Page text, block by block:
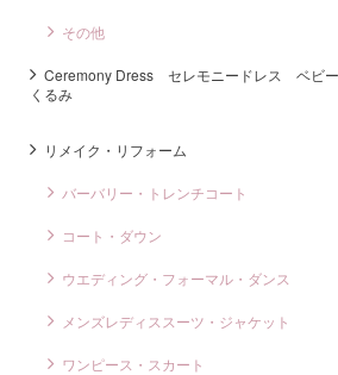
その他
Ceremony Dress セレモニードレス ベビ
くるみ
リメイク・リフォーム
バーバリー・トレンチコート
コート・ダウン
ウエディング・フォーマル・ダンス
メンズレディススーツ・ジャケット
ワンピース・スカート